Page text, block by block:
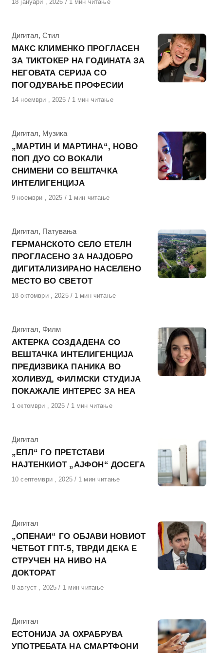
Објавено
18 јануари , 2026 1 мин читање
КАтегорија
Дигитал, Стил
МАКС КЛИМЕНКО ПРОГЛАСЕН
ЗА ТИКТОКЕР НА ГОДИНАТА ЗА
НЕГОВАТА СЕРИЈА СО
ПОГОДУВАЊЕ ПРОФЕСИИ
Објавено
14 ноември , 2025 1 мин читање
КАтегорија
Дигитал, Музика
„МАРТИН И МАРТИНА“, НОВО
ПОП ДУО СО ВОКАЛИ
СНИМЕНИ СО ВЕШТАЧКА
ИНТЕЛИГЕНЦИЈА
Објавено
9 ноември , 2025 1 мин читање
КАтегорија
Дигитал, Патувања
ГЕРМАНСКОТО СЕЛО ЕТЕЛН
ПРОГЛАСЕНО ЗА НАЈДОБРО
ДИГИТАЛИЗИРАНО НАСЕЛЕНО
МЕСТО ВО СВЕТОТ
Објавено
18 октомври , 2025 1 мин читање
КАтегорија
Дигитал, Филм
АКТЕРКА СОЗДАДЕНА СО
ВЕШТАЧКА ИНТЕЛИГЕНЦИЈА
ПРЕДИЗВИКА ПАНИКА ВО
ХОЛИВУД, ФИЛМСКИ СТУДИЈА
ПОКАЖАЛЕ ИНТЕРЕС ЗА НЕА
Објавено
1 октомври , 2025 1 мин читање
КАтегорија
Дигитал
„ЕПЛ“ ГО ПРЕТСТАВИ
НАЈТЕНКИОТ „АЈФОН“ ДОСЕГА
Објавено
10 септември , 2025 1 мин читање
КАтегорија
Дигитал
„ОПЕНАИ“ ГО ОБЈАВИ НОВИОТ
ЧЕТБОТ ГПТ-5, ТВРДИ ДЕКА Е
СТРУЧЕН НА НИВО НА
ДОКТОРАТ
Објавено
8 август , 2025 1 мин читање
КАтегорија
Дигитал
ЕСТОНИЈА ЈА ОХРАБРУВА
УПОТРЕБАТА НА СМАРТФОНИ